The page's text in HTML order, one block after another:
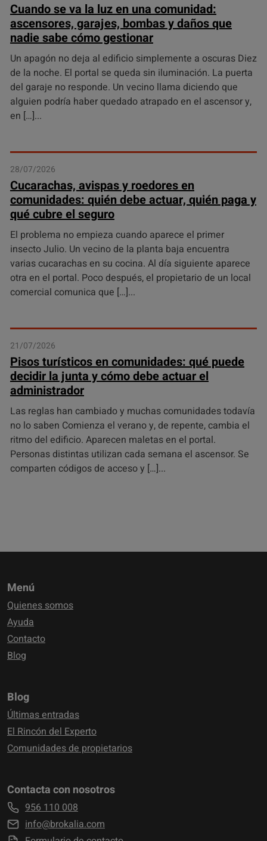
Cuando se va la luz en una comunidad:
ascensores, garajes, bombas y daños que
nadie sabe cómo gestionar
Un apagón no deja al edificio simplemente a oscuras Diez
de la noche. El portal se queda sin iluminación. La puerta
del garaje no responde. Un vecino llama diciendo que
alguien podría haber quedado atrapado en el ascensor y,
en […]
28/07/2026
Cucarachas, avispas y roedores en
comunidades: quién debe actuar, quién paga y
qué cubre el seguro
El problema no empieza cuando aparece el primer
insecto Julio. Un vecino de la planta baja encuentra
varias cucarachas en su cocina. Al día siguiente aparece
otra en el portal. Poco después, el propietario de un local
comercial comunica que […]
21/07/2026
Pisos turísticos en comunidades: qué puede
decidir la junta y cómo debe actuar el
administrador
Las reglas han cambiado y muchas comunidades todavía
no lo saben Comienza el verano y, de repente, cambia el
ritmo del edificio. Aparecen maletas en el portal.
Personas distintas utilizan cada semana el ascensor. Se
comparten códigos de acceso y […]
Menú
Quienes somos
Ayuda
Contacto
Blog
Blog
Últimas entradas
El Rincón del Experto
Comunidades de propietarios
Contacta con nosotros
956 110 008
info@brokalia.com